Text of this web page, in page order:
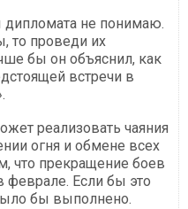
дипломата не понимаю.
то проведи их
бы он объяснил, как
встречи в
реализовать чаяния
огня и обмене всех
что прекращение боев
Если бы это
бы выполнено.